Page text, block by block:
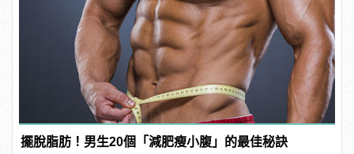
擺脫脂肪！男生20個「減肥瘦小腹」的最佳秘訣